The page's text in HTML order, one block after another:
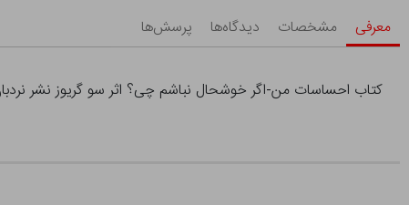
معرفی مشخصات دیدگاه‌ها پرسش‌ها
کتاب احساسات من-اگر خوشحال نباشم چی؟ اثر سو گریوز نشر